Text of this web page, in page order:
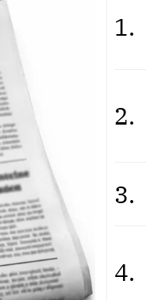
1.
2.
3.
4.